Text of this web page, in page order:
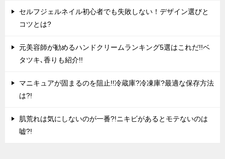
セルフジェルネイル初心者でも失敗しない！デザイン選びと
コツとは?
元美容師が勧めるハンドクリームランキング5選はこれだ!!ベ
タツキ､香りも紹介!!
マニキュアが固まるのを阻止!!冷蔵庫?冷凍庫?最適な保存方法
は?!
肌荒れは気にしないのが一番?!ニキビがあるとモテないのは
嘘?!